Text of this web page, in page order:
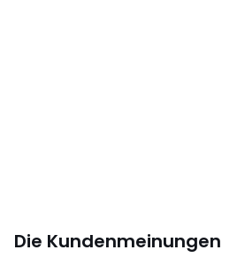
Die Kundenmeinungen